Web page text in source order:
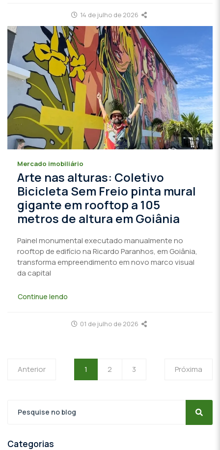
14 de julho de 2026
Mercado imobiliário
Arte nas alturas: Coletivo
Bicicleta Sem Freio pinta mural
gigante em rooftop a 105
metros de altura em Goiânia
Painel monumental executado manualmente no
rooftop de edifício na Ricardo Paranhos, em Goiânia,
transforma empreendimento em novo marco visual
da capital
Continue lendo
01 de julho de 2026
Anterior 1 2 3 Próxima
Categorias